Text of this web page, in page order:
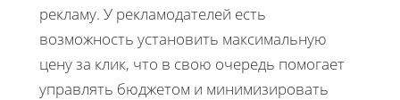
рекламу. У рекламодателей есть
возможность установить максимальную
цену за клик, что в свою очередь помогает
управлять бюджетом и минимизировать